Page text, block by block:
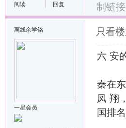
阅读
回复
制链
离线余学铭
一星会员
只看
六 安
秦在
凤 翔
国排